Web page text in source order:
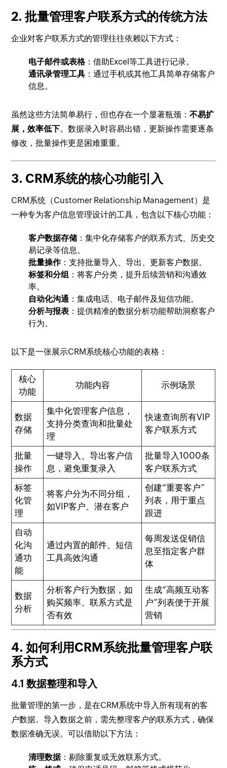
2. 批量管理客户联系方式的传统方法
企业对客户联系方式的管理往往依赖以下方式：
电子邮件或表格：借助Excel等工具进行记录。
通讯录管理工具 ：通过手机或其他工具简单存储客户
信息。
虽然这些方法简单易行，但也存在一个显著瓶颈：不易扩
展，效率低下。数据录入时容易出错，更新操作需要逐条
修改，批量操作更是困难重重。
3. CRM系统的核心功能引入
CRM系统（Customer Relationship Management）是
一种专为客户信息管理设计的工具，包含以下核心功能：
客户数据存储 ：集中化存储客户的联系方式、历史交
易记录等信息。
批量操作：支持批量导入、导出、更新客户数据。
标签和分组 ：将客户分类，提升后续营销和沟通效
率。
自动化沟通 ：集成电话、电子邮件及短信功能。
分析与报表 ：提供精准的数据分析功能帮助洞察客户
行为。
以下是一张展示CRM系统核心功能的表格：
核心
功能
功能内容 示例场景
数据
存储
集中化管理客户信息，
支持分类查询和批量处
理
快速查询所有VIP
客户联系方式
批量
操作
一键导入、导出客户信
息，避免重复录入
批量导入1000条
客户联系方式
标签
化管
理
将客户分为不同分组，
如VIP客户、潜在客户
创建“重要客户”
列表，用于重点
跟进
自动
化沟
通功
能
通过内置的邮件、短信
工具高效沟通
每周发送促销信
息至指定客户群
体
数据
分析
分析客户行为数据，如
购买频率、联系方式是
否有效
生成“高频互动客
户”列表便于开展
营销
4. 如何利用CRM系统批量管理客户联
系方式
4.1 数据整理和导入
批量管理的第一步，是在CRM系统中导入所有现有的客
户数据。导入数据之前，需先整理客户的联系方式，确保
数据准确无误。可以借助以下方法：
清理数据：剔除重复或无效联系方式。